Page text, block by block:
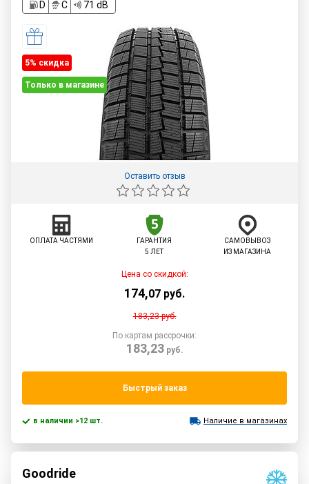
D C 71 dB
5% cкидка
Только в магазине
Оставить отзыв
ОПЛАТА ЧАСТЯМИ
ГАРАНТИЯ
5 ЛЕТ
САМОВЫВОЗ
ИЗ МАГАЗИНА
Цена со скидкой:
174,07 руб.
183,23руб.
По картам рассрочки:
183,23руб.
Быстрый заказ
в наличии >12 шт. Наличие в магазинах
Goodride